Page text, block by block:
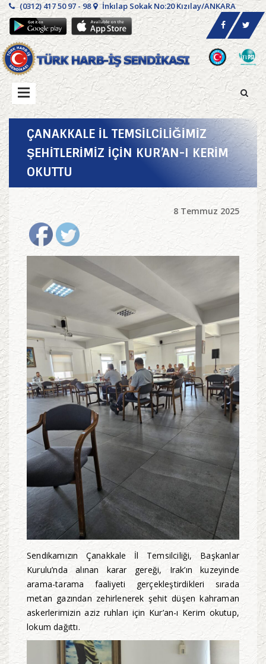
(0312) 417 50 97 - 98 İnkılap Sokak No:20 Kızılay/ANKARA
ÇANAKKALE İL TEMSİLCİLİĞİMİZ
ŞEHİTLERİMİZ İÇİN KUR’AN-I KERİM
OKUTTU
8 Temmuz 2025
Sendikamızın Çanakkale İl Temsilciliği, Başkanlar
Kurulu’nda alınan karar gereği, Irak’ın kuzeyinde
arama-tarama faaliyeti gerçekleştirdikleri sırada
metan gazından zehirlenerek şehit düşen kahraman
askerlerimizin aziz ruhları için Kur’an-ı Kerim okutup,
lokum dağıttı.